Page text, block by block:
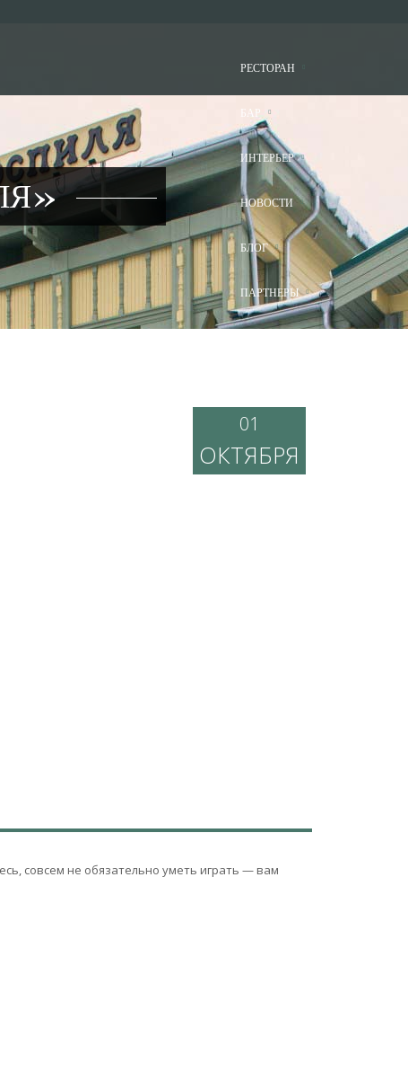
РЕСТОРАН
БАР
ИНТЕРЬЕР
НОВОСТИ
БЛОГ
ПАРТНЕРЫ
01
ОКТЯБРЯ
совсем не обязательно уметь играть — вам